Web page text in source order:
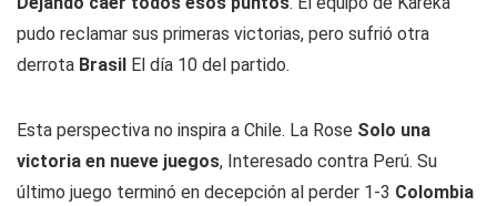
pudo reclamar sus primeras victorias, pero sufrió otra
derrota Brasil El día 10 del partido.
Esta perspectiva no inspira a Chile. La Rose Solo una
victoria en nueve juegos, Interesado contra Perú. Su
último juego terminó en decepción al perder 1-3 Colombia